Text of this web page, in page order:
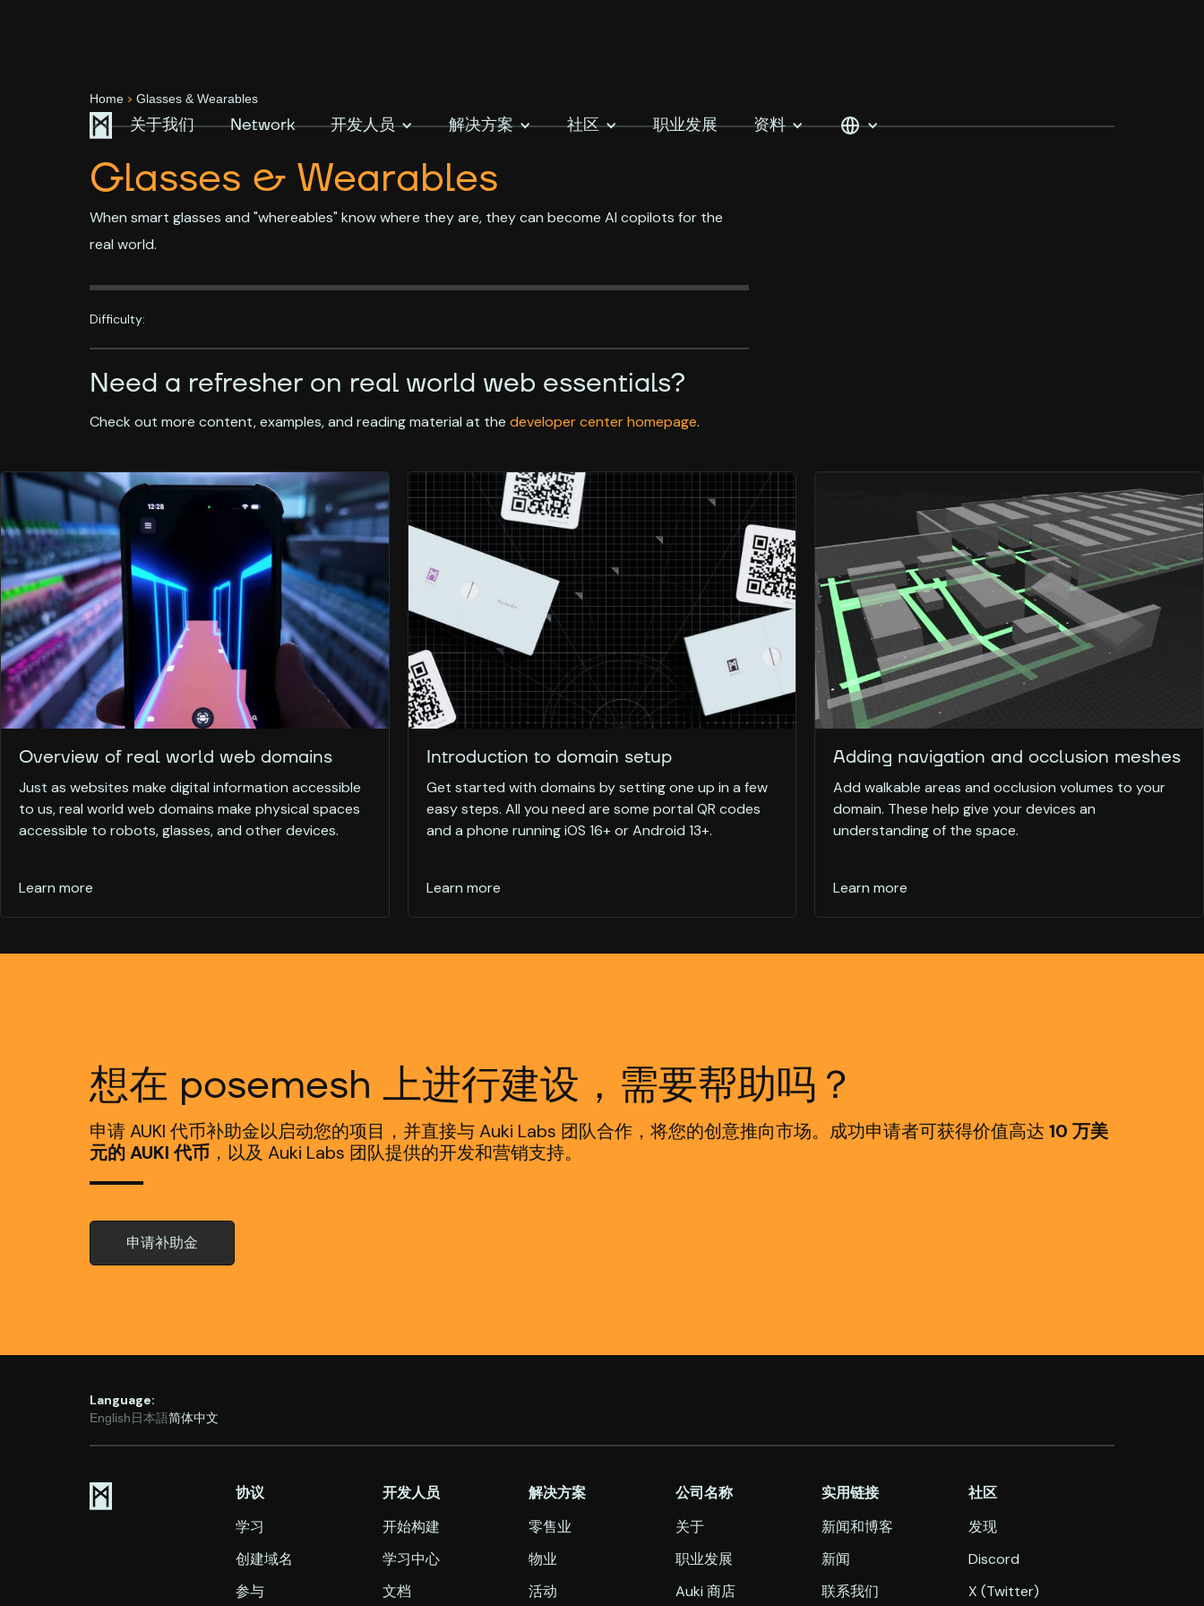
关于我们 Network 开发人员 解决方案 社区 职业发展 资料
Home > Glasses & Wearables
Glasses & Wearables
When smart glasses and "whereables" know where they are, they can become AI copilots for the
real world.
Difficulty:
Need a refresher on real world web essentials?
Check out more content, examples, and reading material at the developer center homepage.
Overview of real world web domains
Just as websites make digital information accessible
to us, real world web domains make physical spaces
accessible to robots, glasses, and other devices.
Learn more
Introduction to domain setup
Get started with domains by setting one up in a few
easy steps. All you need are some portal QR codes
and a phone running iOS 16+ or Android 13+.
Learn more
Adding navigation and occlusion meshes
Add walkable areas and occlusion volumes to your
domain. These help give your devices an
understanding of the space.
Learn more
想在 posemesh 上进行建设，需要帮助吗？
申请 AUKI 代币补助金以启动您的项目，并直接与 Auki Labs 团队合作，将您的创意推向市场。成功申请者可获得价值高达 10 万美
元的 AUKI 代币 ，以及 Auki Labs 团队提供的开发和营销支持。
申请补助金
Language:
English日本語简体中文
协议
学习
创建域名
参与
开发人员
开始构建
学习中心
文档
解决方案
零售业
物业
活动
公司名称
关于
职业发展
Auki 商店
实用链接
新闻和博客
新闻
联系我们
社区
发现
Discord
X (Twitter)